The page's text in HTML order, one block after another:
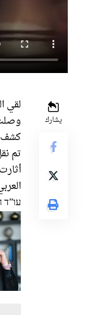
يشارك
لقي
كشف
تم
עו”ד